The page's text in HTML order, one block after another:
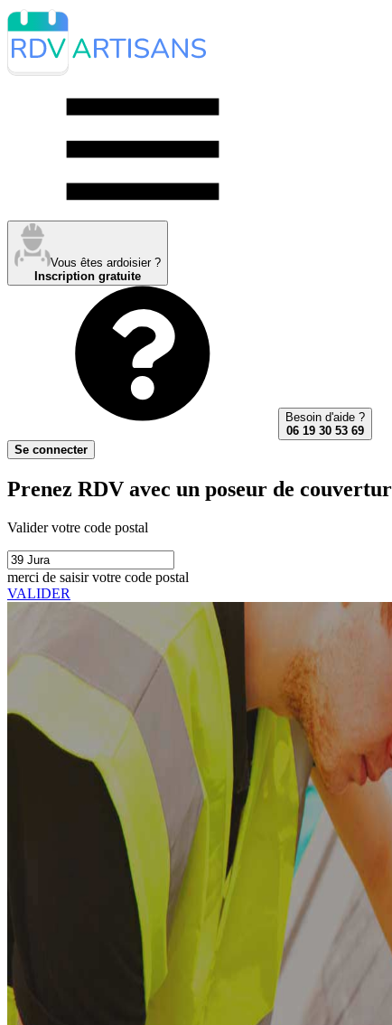
Vous êtes ardoisier ?
Inscription gratuite
Besoin d'aide ?
06 19 30 53 69
Se connecter
Prenez RDV avec un poseur de
Valider votre code postal
merci de saisir votre code postal
VALIDER